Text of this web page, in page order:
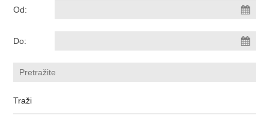
Od:
Do: